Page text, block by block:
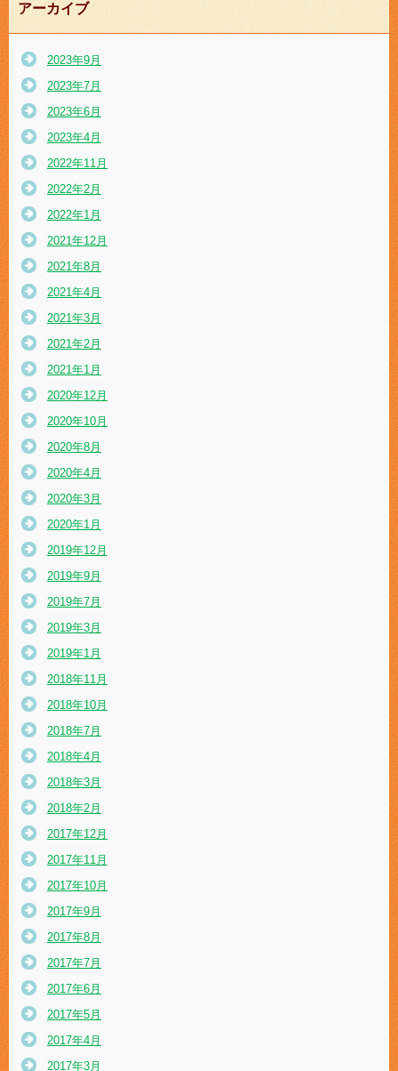
アーカイブ
2023年9月
2023年7月
2023年6月
2023年4月
2022年11月
2022年2月
2022年1月
2021年12月
2021年8月
2021年4月
2021年3月
2021年2月
2021年1月
2020年12月
2020年10月
2020年8月
2020年4月
2020年3月
2020年1月
2019年12月
2019年9月
2019年7月
2019年3月
2019年1月
2018年11月
2018年10月
2018年7月
2018年4月
2018年3月
2018年2月
2017年12月
2017年11月
2017年10月
2017年9月
2017年8月
2017年7月
2017年6月
2017年5月
2017年4月
2017年3月